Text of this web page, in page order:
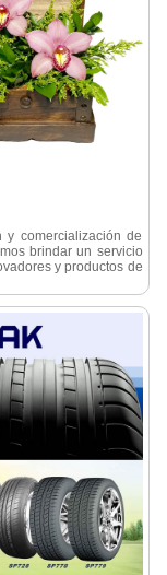
comercialización de
brindar un servicio
y productos de